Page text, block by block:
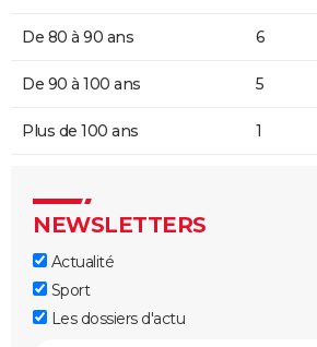
De 80 à 90 ans 6
De 90 à 100 ans 5
Plus de 100 ans 1
NEWSLETTERS
Actualité
Sport
Les dossiers d'actu